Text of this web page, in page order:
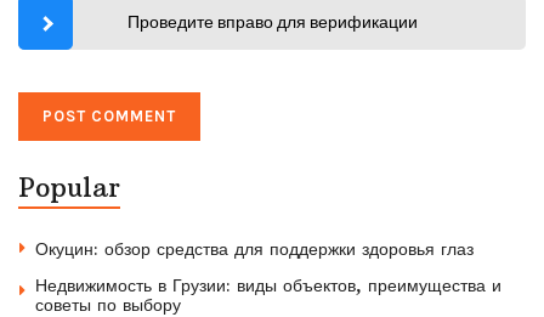
Проведите вправо для верификации
Popular
Окуцин: обзор средства для поддержки здоровья глаз
Недвижимость в Грузии: виды объектов, преимущества и
советы по выбору